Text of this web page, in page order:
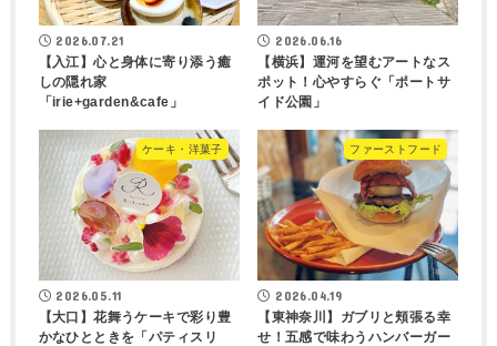
2026.07.21
【入江】心と身体に寄り添う癒
しの隠れ家
「irie+garden&cafe」
2026.06.16
【横浜】運河を望むアートなス
ポット！心やすらぐ「ポートサ
イド公園」
ケーキ・洋菓子
2026.05.11
【大口】花舞うケーキで彩り豊
かなひとときを「パティスリ
ファーストフード
2026.04.19
【東神奈川】ガブリと頬張る幸
せ！五感で味わうハンバーガー